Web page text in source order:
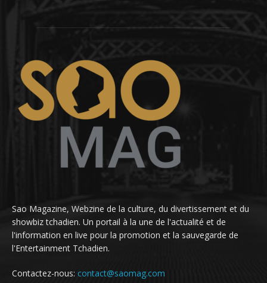
Sao Magazine, Webzine de la culture, du divertissement et du
showbiz tchadien. Un portail à la une de l'actualité et de
l'information en live pour la promotion et la sauvegarde de
l'Entertainment Tchadien.
Contactez-nous: contact@saomag.com